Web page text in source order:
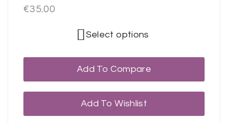
€35.00
Select options
Add To Compare
Add To Wishlist